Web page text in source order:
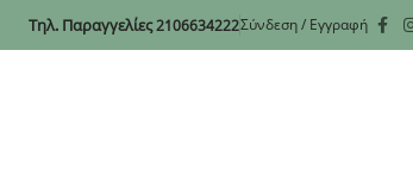
Τηλ. Παραγγελίες2106634222Σύνδεση / Εγγραφή